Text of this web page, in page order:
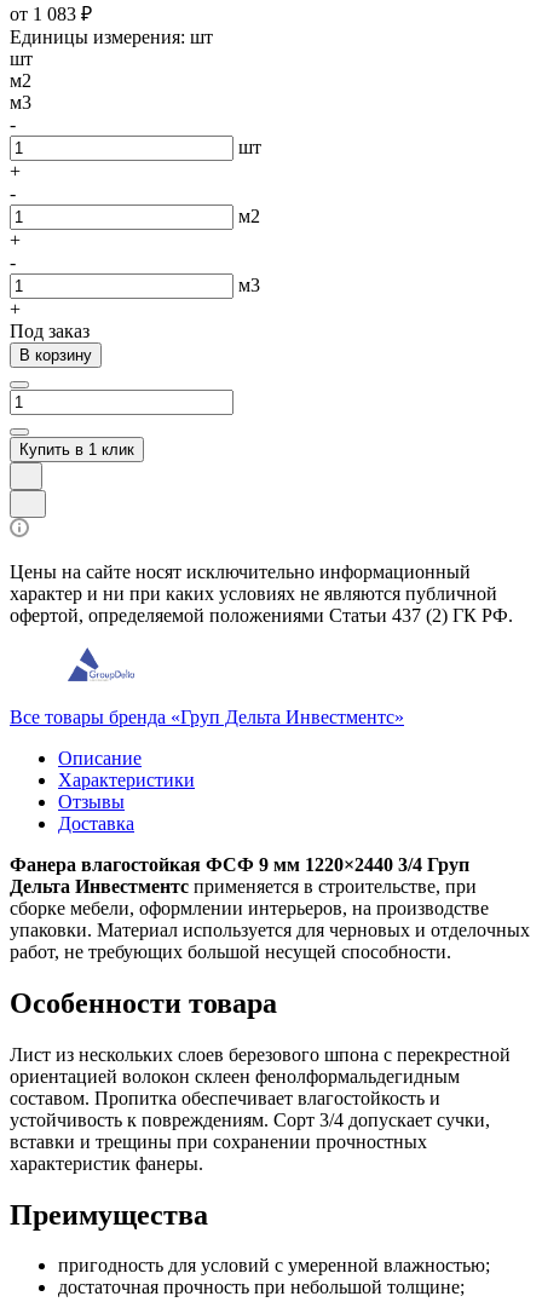
от 1 083 ₽
Единицы измерения: шт
шт
м2
м3
-
шт
+
-
м2
+
-
м3
+
Под заказ
В корзину
Купить в 1 клик
Цены на сайте носят исключительно информационный
характер и ни при каких условиях не являются публичной
офертой, определяемой положениями Статьи 437 (2) ГК РФ.
Все товары бренда «Груп Дельта Инвестментс»
Описание
Характеристики
Отзывы
Доставка
Фанера влагостойкая ФСФ 9 мм 1220×2440 3/4 Груп
Дельта Инвестментс применяется в строительстве, при
сборке мебели, оформлении интерьеров, на производстве
упаковки. Материал используется для черновых и отделочных
работ, не требующих большой несущей способности.
Особенности товара
Лист из нескольких слоев березового шпона с перекрестной
ориентацией волокон склеен фенолформальдегидным
составом. Пропитка обеспечивает влагостойкость и
устойчивость к повреждениям. Сорт 3/4 допускает сучки,
вставки и трещины при сохранении прочностных
характеристик фанеры.
Преимущества
пригодность для условий с умеренной влажностью;
достаточная прочность при небольшой толщине;